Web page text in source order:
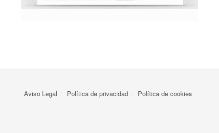
Aviso Legal Política de privacidad Política de cookies